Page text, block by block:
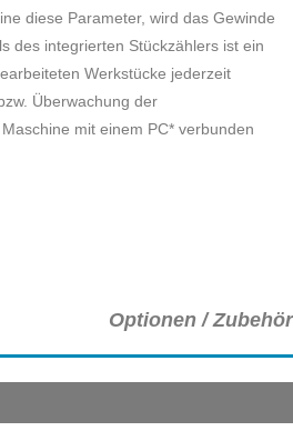
diese Parameter, wird das Gewinde
des integrierten Stückzählers ist ein
Werkstücke jederzeit
Überwachung der
mit einem PC* verbunden
Optionen / Zubehör